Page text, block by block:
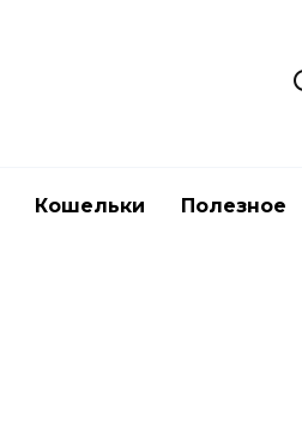
Кошельки Полезное